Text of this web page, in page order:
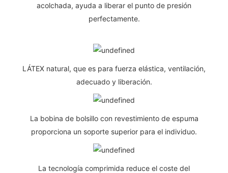
acolchada, ayuda a liberar el punto de presión
perfectamente.
LÁTEX natural, que es para fuerza elástica, ventilación,
adecuado y liberación.
La bobina de bolsillo con revestimiento de espuma
proporciona un soporte superior para el individuo.
La tecnología comprimida reduce el coste del